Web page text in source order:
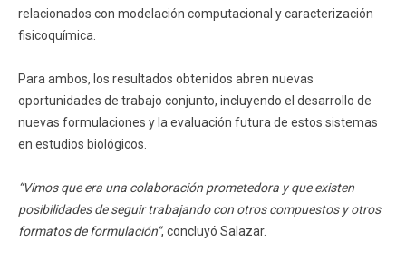
relacionados con modelación computacional y caracterización
fisicoquímica.
Para ambos, los resultados obtenidos abren nuevas
oportunidades de trabajo conjunto, incluyendo el desarrollo de
nuevas formulaciones y la evaluación futura de estos sistemas
en estudios biológicos.
“Vimos que era una colaboración prometedora y que existen
posibilidades de seguir trabajando con otros compuestos y otros
formatos de formulación”, concluyó Salazar.